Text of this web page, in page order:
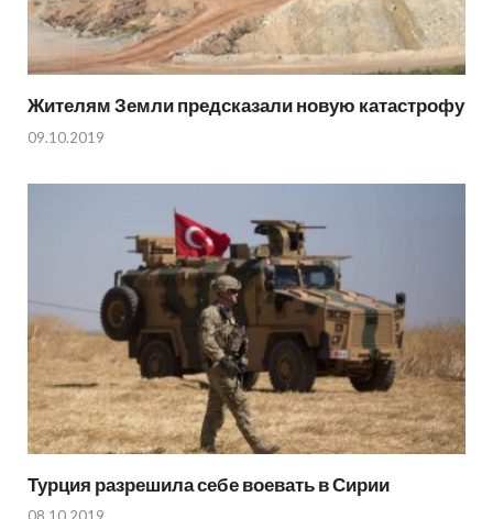
Жителям Земли предсказали новую катастрофу
09.10.2019
Турция разрешила себе воевать в Сирии